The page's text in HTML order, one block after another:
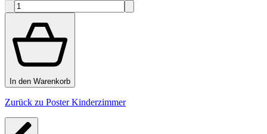
In den Warenkorb
Zurück zu Poster Kinderzimmer